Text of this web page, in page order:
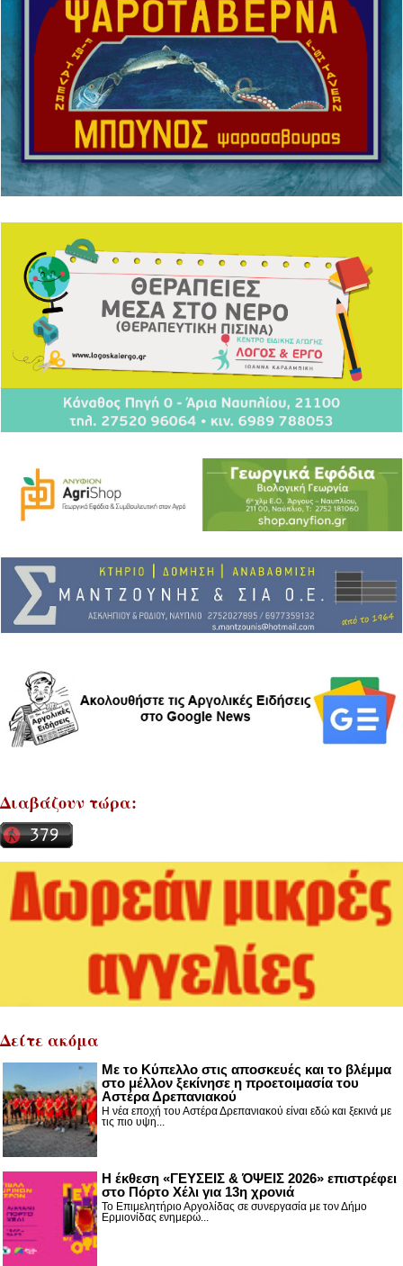
Διαβάζουν τώρα:
Δείτε ακόμα
Με το Κύπελλο στις αποσκευές και το βλέμμα
στο μέλλον ξεκίνησε η προετοιμασία του
Αστέρα Δρεπανιακού
Η νέα εποχή του Αστέρα Δρεπανιακού είναι εδώ και ξεκινά με
τις πιο υψη...
Η έκθεση «ΓΕΥΣΕΙΣ & ΌΨΕΙΣ 2026» επιστρέφει
στο Πόρτο Χέλι για 13η χρονιά
Το Επιμελητήριο Αργολίδας σε συνεργασία με τον Δήμο
Ερμιονίδας ενημερώ...